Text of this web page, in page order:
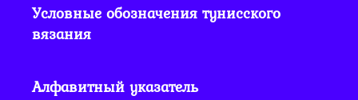
Условные обозначения тунисского
вязания
Алфавитный указатель